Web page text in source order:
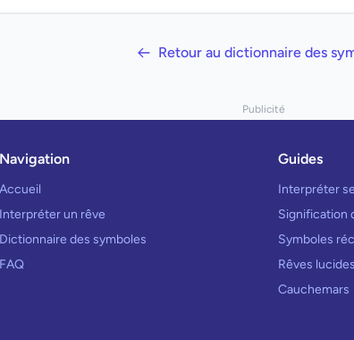
Retour au dictionnaire des
Publicité
Navigation
Accueil
Interpréter un rêve
Dictionnaire des symboles
FAQ
Guides
Interpréter
Signification
Symboles
Rêves lucides
Cauchemars